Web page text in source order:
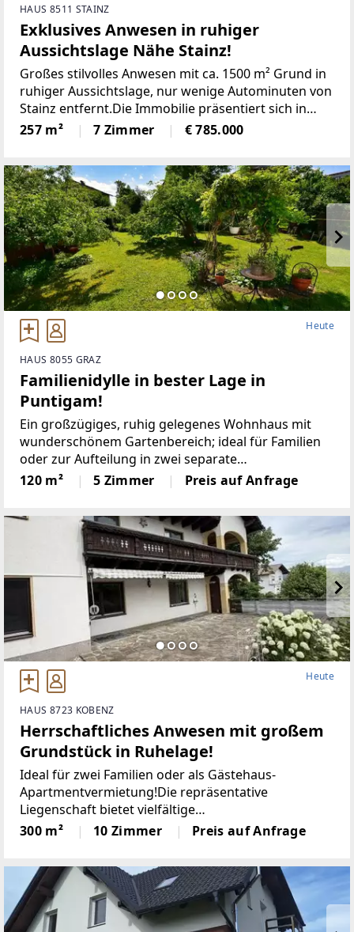
HAUS 8511 STAINZ
Exklusives Anwesen in ruhiger
Aussichtslage Nähe Stainz!
Großes stilvolles Anwesen mit ca. 1500 m² Grund in
ruhiger Aussichtslage, nur wenige Autominuten von
Stainz entfernt.Die Immobilie präsentiert sich in
einem sehr gepflegten und hochwertigen
Gesamtzustand.- Baujahr 1970- Sanierungen und
257 m² 7 Zimmer € 785.000
Heute
HAUS 8055 GRAZ
Familienidylle in bester Lage in
Puntigam!
Ein großzügiges, ruhig gelegenes Wohnhaus mit
wunderschönem Gartenbereich; ideal für Familien
oder zur Aufteilung in zwei separate
Wohneinheiten.Baujahr 1968 Ziegelmassivbauweise
30er ZiegelSanierung der Fenster 2005Sanierung
120 m² 5 Zimmer Preis auf Anfrage
Heute
HAUS 8723 KOBENZ
Herrschaftliches Anwesen mit großem
Grundstück in Ruhelage!
Ideal für zwei Familien oder als Gästehaus-
Apartmentvermietung!Die repräsentative
Liegenschaft bietet vielfältige
Nutzungsmöglichkeiten - ob als stilvolles Zuhause
für zwei Familien, Mehrgenerationenhaus oder
300 m² 10 Zimmer Preis auf Anfrage